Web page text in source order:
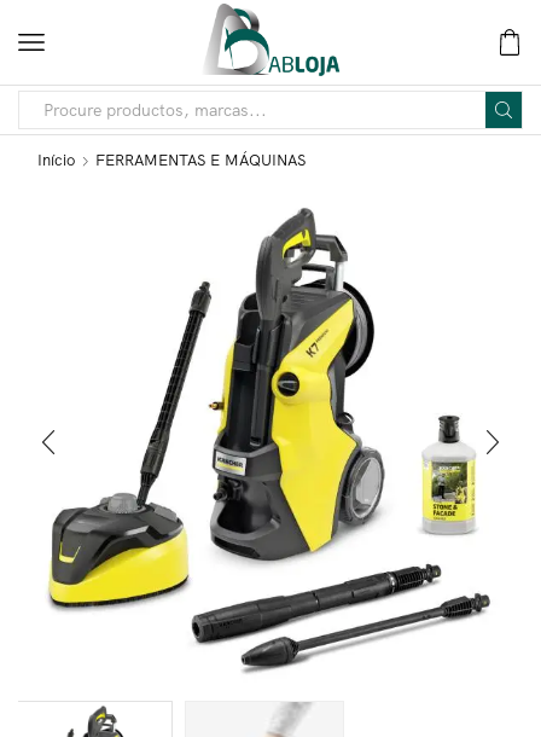
Início FERRAMENTAS E MÁQUINAS